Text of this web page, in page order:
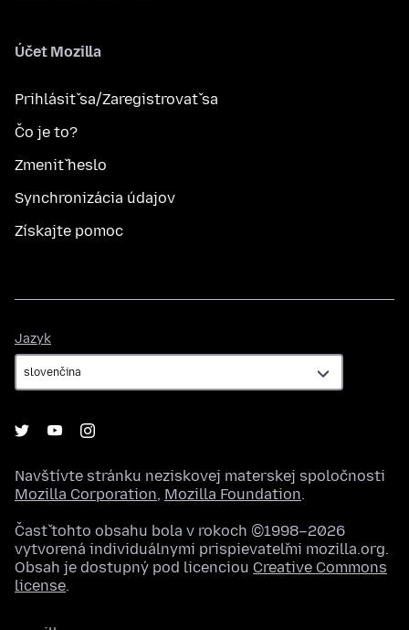
Účet Mozilla
Prihlásiť sa/Zaregistrovať sa
Čo je to?
Zmeniť heslo
Synchronizácia údajov
Získajte pomoc
Jazyk
Navštívte stránku neziskovej materskej spoločnosti
Mozilla Corporation, Mozilla Foundation.
Časť tohto obsahu bola v rokoch ©1998–2026
vytvorená individuálnymi prispievateľmi mozilla.org.
Obsah je dostupný pod licenciou Creative Commons
license.